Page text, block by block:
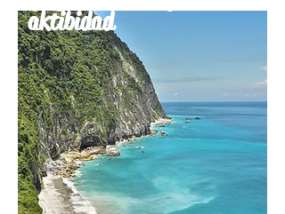
aktibidad